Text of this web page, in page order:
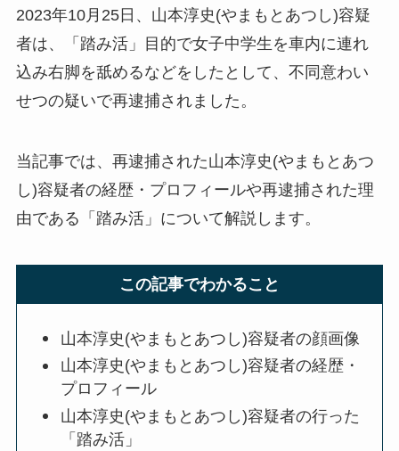
2023年10月25日、山本淳史(やまもとあつし)容疑
者は、「踏み活」目的で女子中学生を車内に連れ
込み右脚を舐めるなどをしたとして、不同意わい
せつの疑いで再逮捕されました。
当記事では、再逮捕された山本淳史(やまもとあつ
し)容疑者の経歴・プロフィールや再逮捕された理
由である「踏み活」について解説します。
この記事でわかること
山本淳史(やまもとあつし)容疑者の顔画像
山本淳史(やまもとあつし)容疑者の経歴・
プロフィール
山本淳史(やまもとあつし)容疑者の行った
「踏み活」